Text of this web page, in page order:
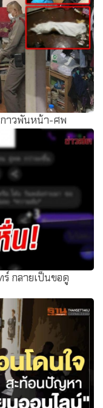
กาวพันหน้า-ศพ
กลายเป็นขอดู